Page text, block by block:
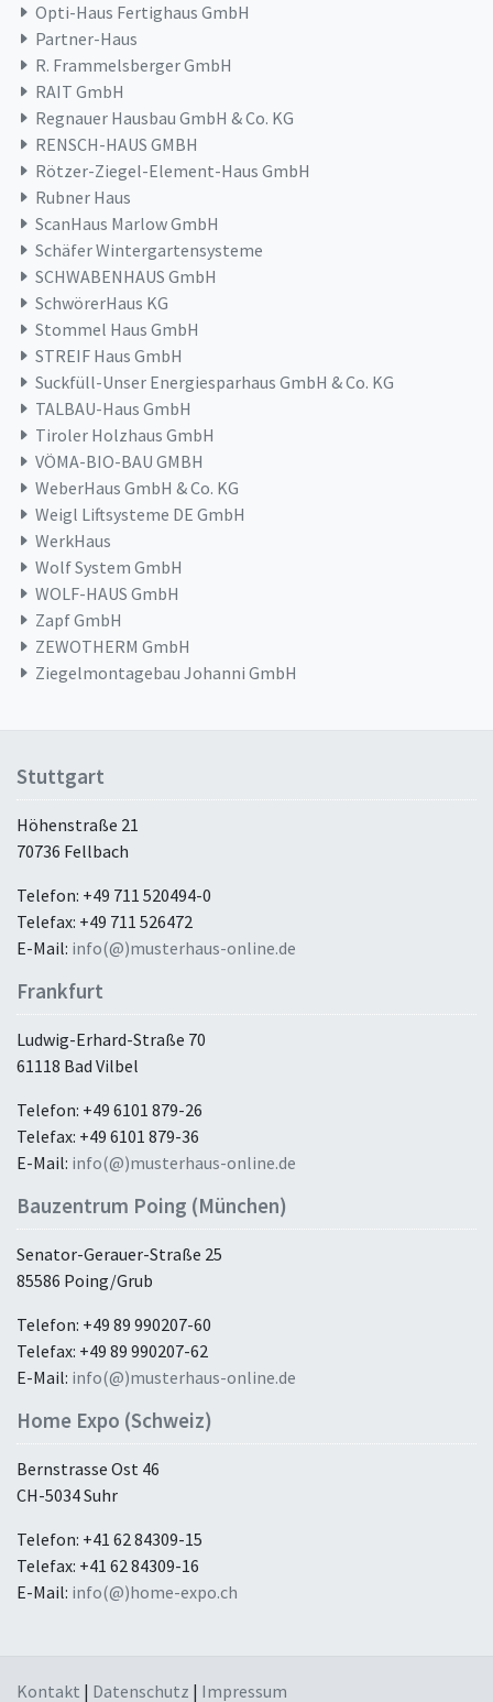
Opti-Haus Fertighaus GmbH
Partner-Haus
R. Frammelsberger GmbH
RAIT GmbH
Regnauer Hausbau GmbH & Co. KG
RENSCH-HAUS GMBH
Rötzer-Ziegel-Element-Haus GmbH
Rubner Haus
ScanHaus Marlow GmbH
Schäfer Wintergartensysteme
SCHWABENHAUS GmbH
SchwörerHaus KG
Stommel Haus GmbH
STREIF Haus GmbH
Suckfüll-Unser Energiesparhaus GmbH & Co. KG
TALBAU-Haus GmbH
Tiroler Holzhaus GmbH
VÖMA-BIO-BAU GMBH
WeberHaus GmbH & Co. KG
Weigl Liftsysteme DE GmbH
WerkHaus
Wolf System GmbH
WOLF-HAUS GmbH
Zapf GmbH
ZEWOTHERM GmbH
Ziegelmontagebau Johanni GmbH
Stuttgart
Höhenstraße 21
70736 Fellbach
Telefon: +49 711 520494-0
Telefax: +49 711 526472
E-Mail: info(@)musterhaus-online.de
Frankfurt
Ludwig-Erhard-Straße 70
61118 Bad Vilbel
Telefon: +49 6101 879-26
Telefax: +49 6101 879-36
E-Mail: info(@)musterhaus-online.de
Bauzentrum Poing (München)
Senator-Gerauer-Straße 25
85586 Poing/Grub
Telefon: +49 89 990207-60
Telefax: +49 89 990207-62
E-Mail: info(@)musterhaus-online.de
Home Expo (Schweiz)
Bernstrasse Ost 46
CH-5034 Suhr
Telefon: +41 62 84309-15
Telefax: +41 62 84309-16
E-Mail: info(@)home-expo.ch
Kontakt | Datenschutz | Impressum